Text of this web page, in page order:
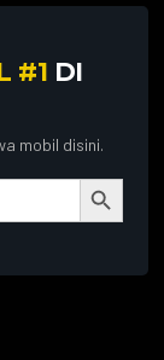
#1 DI
mobil disini.
Search Button